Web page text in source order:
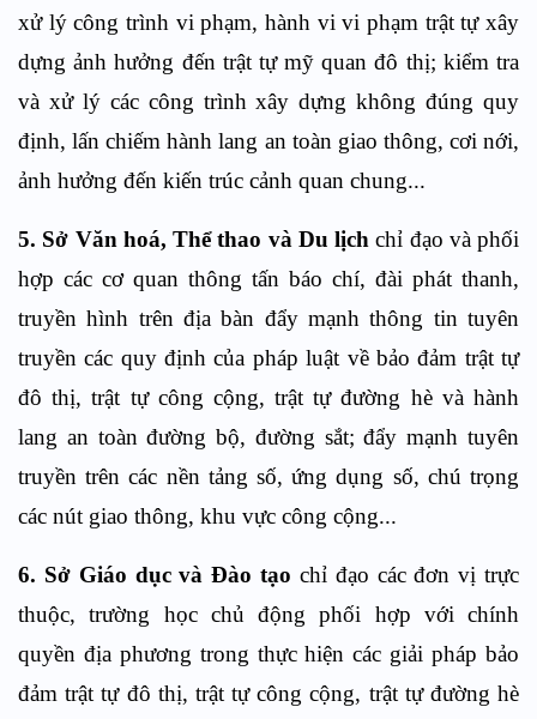
xử lý công trình vi phạm, hành vi vi phạm trật tự xây
dựng ảnh hưởng đến trật tự mỹ quan đô thị; kiểm tra
và xử lý các công trình xây dựng không đúng quy
định, lấn chiếm hành lang an toàn giao thông, cơi nới,
ảnh hưởng đến kiến trúc cảnh quan chung...
5. Sở Văn hoá, Thể thao và Du lịchchỉ đạo và phối
hợp các cơ quan thông tấn báo chí, đài phát thanh,
truyền hình trên địa bàn đẩy mạnh thông tin tuyên
truyền các quy định của pháp luật về bảo đảm trật tự
đô thị, trật tự công cộng, trật tự đường hè và hành
lang an toàn đường bộ, đường sắt; đẩy mạnh tuyên
truyền trên các nền tảng số, ứng dụng số, chú trọng
các nút giao thông, khu vực công cộng...
6. Sở Giáo dục và Đào tạo chỉ đạo các đơn vị trực
thuộc, trường học chủ động phối hợp với chính
quyền địa phương trong thực hiện các giải pháp bảo
đảm trật tự đô thị, trật tự công cộng, trật tự đường hè